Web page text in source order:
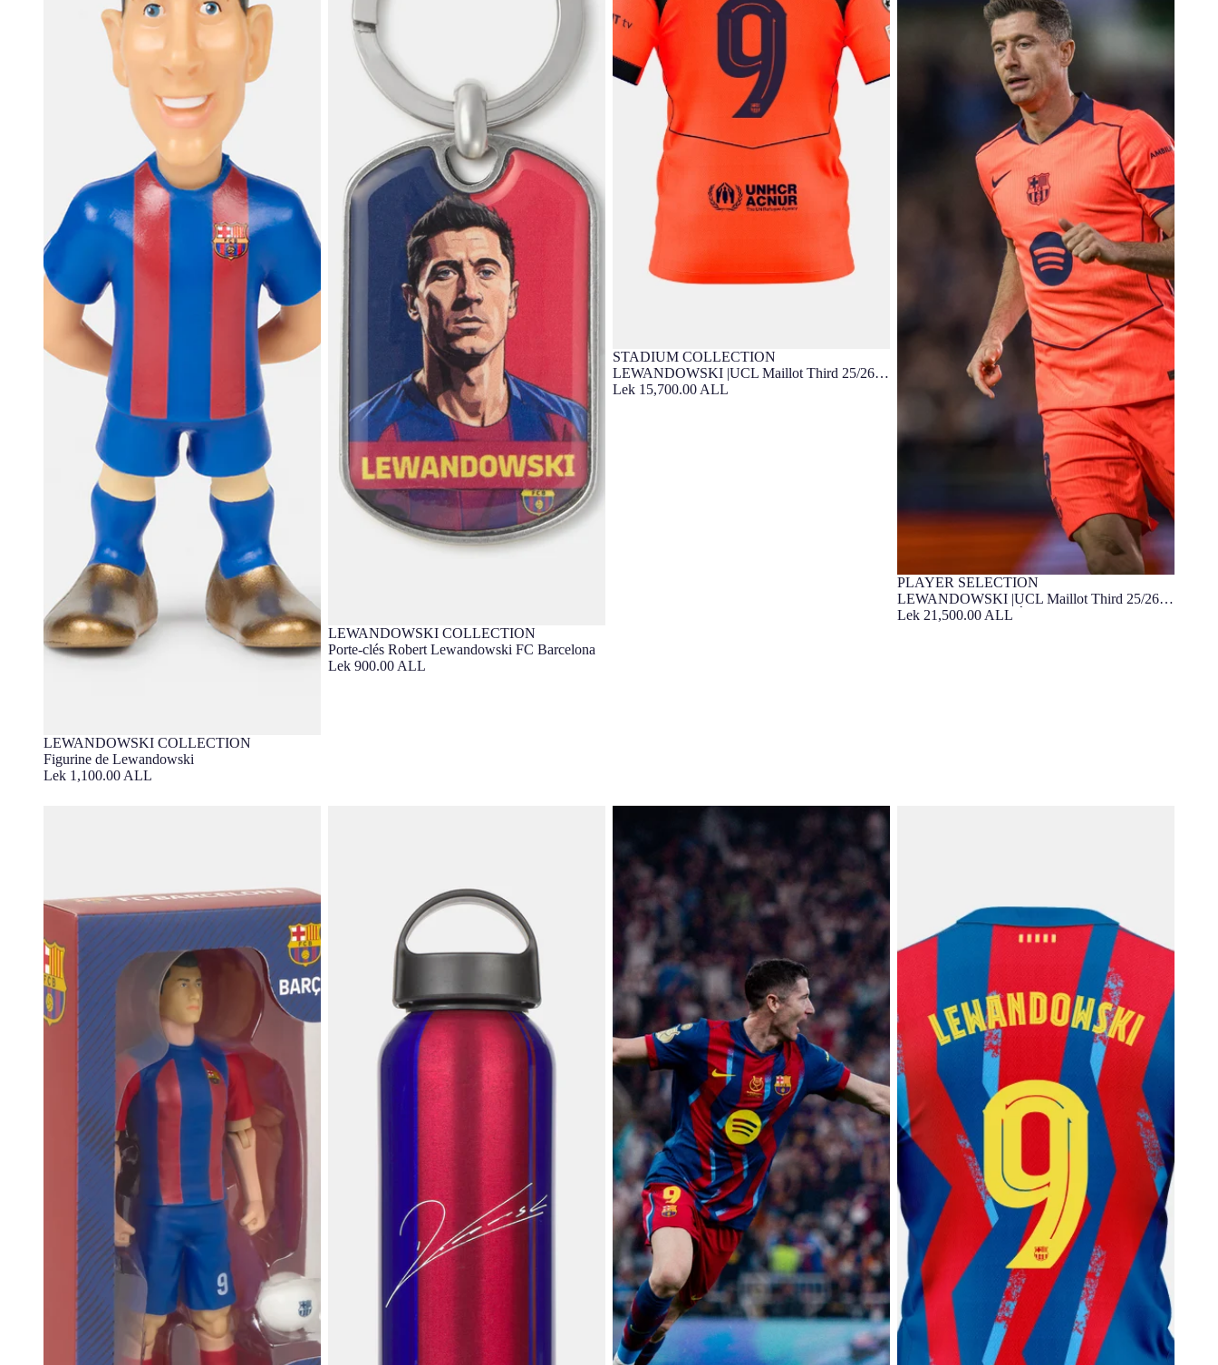
Épuisé
LEWANDOWSKI COLLECTION
Figurine de Lewandowski
Lek 1,100.00 ALL
LEWANDOWSKI COLLECTION
Porte-clés Robert Lewandowski FC Barcelona
Lek 900.00 ALL
STADIUM COLLECTION
LEWANDOWSKI |UCL Maillot Third 25/26
T90 FC Barcelona
Lek 15,700.00 ALL
Édition Joueur
PLAYER SELECTION
LEWANDOWSKI |UCL Maillot Third 25/26
T90 FC Barcelona - Édition Joueur
Lek 21,500.00 ALL
LEWANDOWSKI | UCL Maillot Fourth 25/26